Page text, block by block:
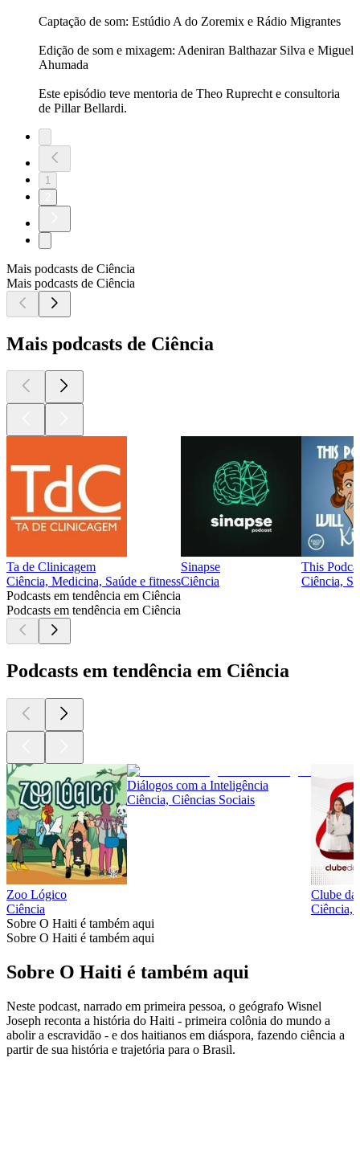
Captação de som: Estúdio A do Zoremix e Rádio Migrantes
Edição de som e mixagem: Adeniran Balthazar Silva e Miguel
Ahumada
Este episódio teve mentoria de Theo Ruprecht e consultoria
de Pillar Bellardi.
1
Mais podcasts de Ciência
Mais podcasts de Ciência
Mais podcasts de Ciência
Ta de Clinicagem
Ciência, Medicina, Saúde e fitness
Sinapse
Ciência
This
Ciência,
Podcasts em tendência em Ciência
Podcasts em tendência em Ciência
Podcasts em tendência em Ciência
Zoo Lógico
Ciência
Diálogos com a Inteligência
Ciência, Ciências Sociais
Clube da
Ciência,
Sobre O Haiti é também aqui
Sobre O Haiti é também aqui
Sobre O Haiti é também aqui
Neste podcast, narrado em primeira pessoa, o geógrafo Wisnel
Joseph reconta a história do Haiti - primeira colônia do mundo a
abolir a escravidão - e dos haitianos em diáspora, fazendo ciência a
partir de sua história e trajetória para o Brasil.